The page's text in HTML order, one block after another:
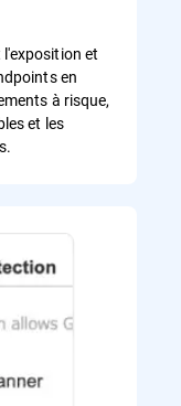
et
en
à risque,
et les